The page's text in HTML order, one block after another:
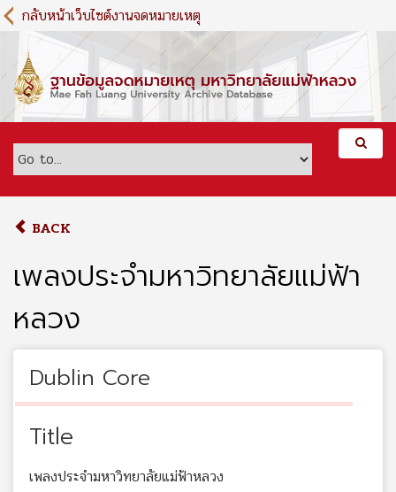
S
k
m
c
กลับหน้าเว็บไซต์งานจดหมายเหตุ
BACK
เพลงประจำมหาวิทยาลัยแม่ฟ้า
หลวง
Dublin Core
Title
เพลงประจำมหาวิทยาลัยแม่ฟ้าหลวง